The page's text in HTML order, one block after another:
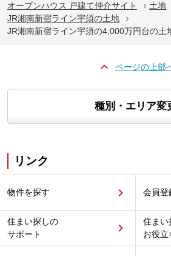
オープンハウス 戸建て仲介サイト 土地
JR湘南新宿ライン宇須の土地
JR湘南新宿ライン宇須の4,000万円台の土
ページの上部
種別・エリア変
リンク
物件を探す 会員登
住まい探しの
サポート
住まい
お役立